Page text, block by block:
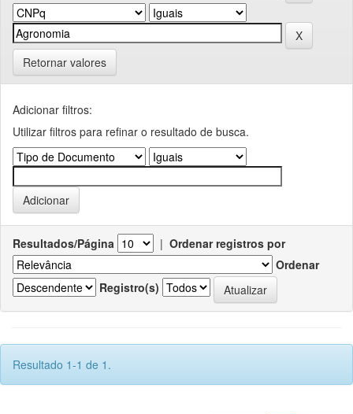
Retornar valores
Adicionar filtros:
Utilizar filtros para refinar o resultado de busca.
Resultados/Página | Ordenar registros por
Ordenar
Registro(s)
Resultado 1-1 de 1.